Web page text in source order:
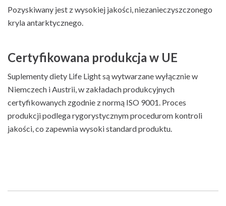
Pozyskiwany jest z wysokiej jakości, niezanieczyszczonego
kryla antarktycznego.
Certyfikowana produkcja w UE
Suplementy diety Life Light są wytwarzane wyłącznie w
Niemczech i Austrii, w zakładach produkcyjnych
certyfikowanych zgodnie z normą ISO 9001. Proces
produkcji podlega rygorystycznym procedurom kontroli
jakości, co zapewnia wysoki standard produktu.